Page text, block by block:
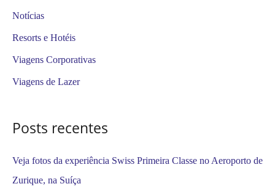
p
r
Notícias
Resorts e Hotéis
Viagens Corporativas
Viagens de Lazer
Posts recentes
Veja fotos da experiência Swiss Primeira Classe no Aeroporto de
Zurique, na Suíça